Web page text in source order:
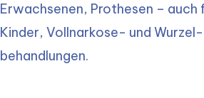
Erwachsenen, Prothesen – auch
Kinder, Vollnarkose- und Wurzel­
behandlungen.